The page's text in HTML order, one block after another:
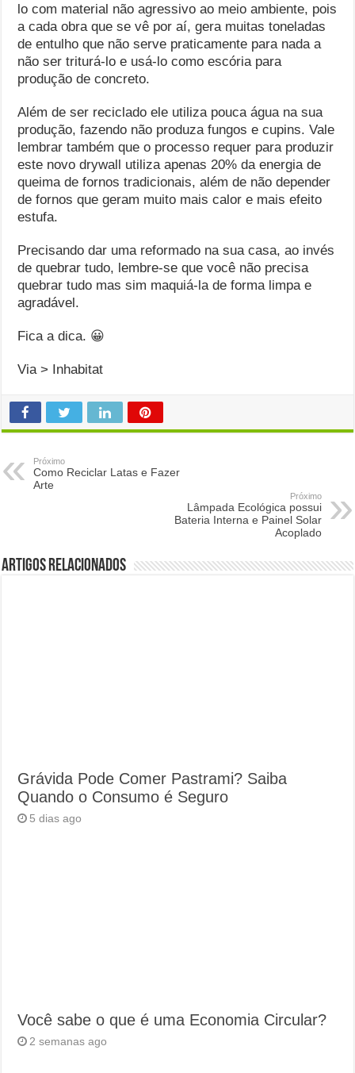
lo com material não agressivo ao meio ambiente, pois
a cada obra que se vê por aí, gera muitas toneladas
de entulho que não serve praticamente para nada a
não ser triturá-lo e usá-lo como escória para
produção de concreto.
Além de ser reciclado ele utiliza pouca água na sua
produção, fazendo não produza fungos e cupins. Vale
lembrar também que o processo requer para produzir
este novo drywall utiliza apenas 20% da energia de
queima de fornos tradicionais, além de não depender
de fornos que geram muito mais calor e mais efeito
estufa.
Precisando dar uma reformado na sua casa, ao invés
de quebrar tudo, lembre-se que você não precisa
quebrar tudo mas sim maquiá-la de forma limpa e
agradável.
Fica a dica. 😀
Via > Inhabitat
Próximo
Como Reciclar Latas e Fazer
Arte
Próximo
Lâmpada Ecológica possui
Bateria Interna e Painel Solar
Acoplado
Artigos Relacionados
Grávida Pode Comer Pastrami? Saiba
Quando o Consumo é Seguro
5 dias ago
Você sabe o que é uma Economia Circular?
2 semanas ago